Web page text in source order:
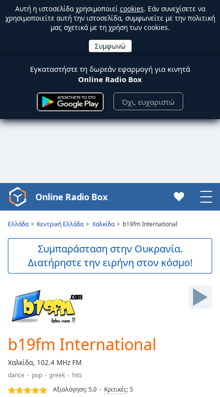
Αυτή η ιστοσελίδα χρησιμοποιεί cookies. Εάν συνεχίσετε να
χρησιμοποιείτε αυτή την ιστοσελίδα, συμφωνείτε με την πολιτική
μας σχετικά με τη χρήση των cookies.
Εγκαταστήστε τη δωρεάν εφαρμογή για κινητά
Online Radio Box
Όχι, ευχαριστώ
Video
Player
Skip
Skip
Forward
Mute
Current
Loaded:
0.00%
Stream
Online Radio Box
Ελλάδα Κεντρική Ελλάδα Χαλκίδα b19fm International
Συμπαράσταση στην Ουκρανία.
Διατήρηστε την ειρήνη στον κόσμο!
b19fm International
Χαλκίδα, 102.4 MHz FM
dance pop greek
hits
Αξιολόγηση:5.0 Κριτικές:5